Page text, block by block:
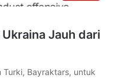
Jauh dari
Bayraktars, untuk